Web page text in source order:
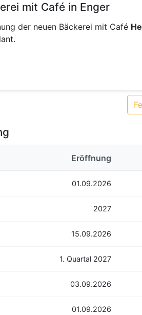
mit Café in Enger
der neuen Bäckerei mit Café
Eröffnung
01.09.2026
2027
15.09.2026
1. Quartal 2027
03.09.2026
01.09.2026